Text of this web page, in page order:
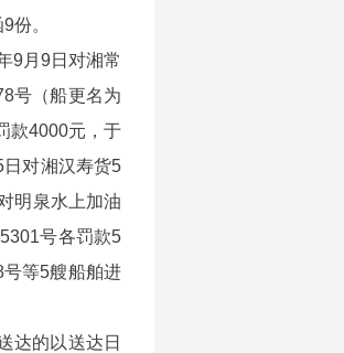
份。
9月9日对湘常
号（船更名为
款4000元，于
对湘汉寿货5
明泉水上加油
号各罚款5
等5艘船舶进
达的以送达日